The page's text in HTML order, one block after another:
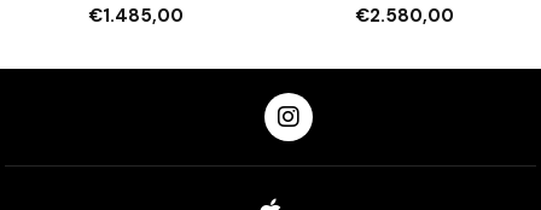
Hazneli)
€1.485,00
Hazneli)
€2.580,00